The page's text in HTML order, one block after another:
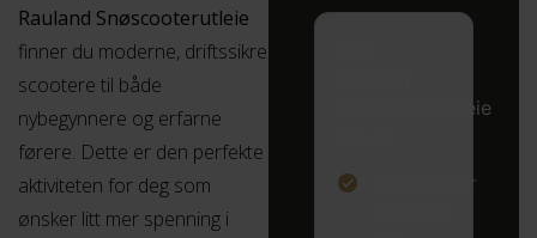
Rauland Snøscooterutleie
finner du moderne, driftssikre
scootere til både
nybegynnere og erfarne
førere. Dette er den perfekte
aktiviteten for deg som
ønsker litt mer spenning i
Snøscooterutleie
Snøscooter